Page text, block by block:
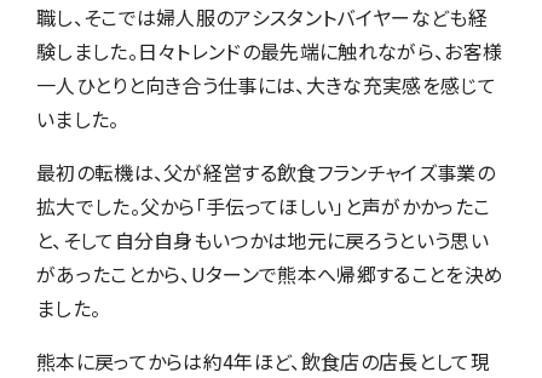
職し、そこでは婦人服のアシスタントバイヤーなども経
験しました。日々トレンドの最先端に触れながら、お客様
一人ひとりと向き合う仕事には、大きな充実感を感じて
いました。
最初の転機は、父が経営する飲食フランチャイズ事業の
拡大でした。父から「手伝ってほしい」と声がかかったこ
と、そして自分自身もいつかは地元に戻ろうという思い
があったことから、Uターンで熊本へ帰郷することを決め
ました。
熊本に戻ってからは約4年ほど、飲食店の店長として現